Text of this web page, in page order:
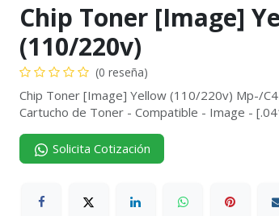
Chip Toner [Image]
(110/220v)
(0 reseña)
Chip Toner [Image] Yellow (110/220v) Mp-/
Cartucho de Toner - Compatible - Image -
Solicita Cotización